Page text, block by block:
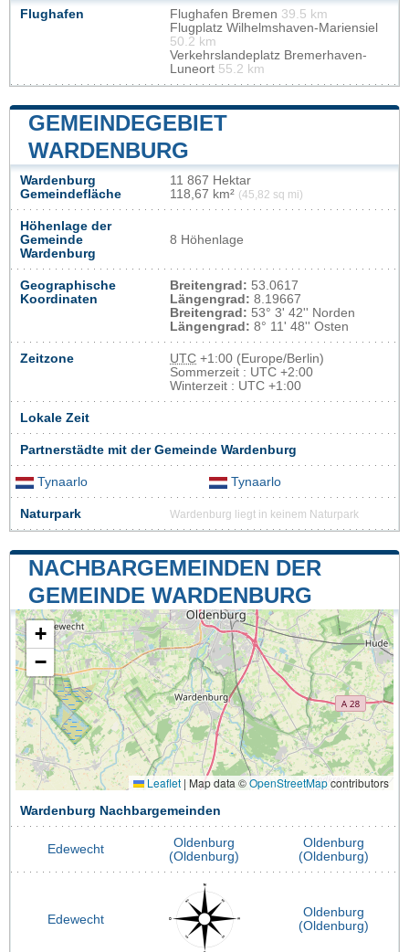
Flughafen Flughafen Bremen 39.5 km
Flugplatz Wilhelmshaven-Mariensiel
50.2 km
Verkehrslandeplatz Bremerhaven-
Luneort 55.2 km
GEMEINDEGEBIET
WARDENBURG
Wardenburg
Gemeindefläche
11 867 Hektar
118,67 km² (45,82 sq mi)
Höhenlage der
Gemeinde
Wardenburg
8 Höhenlage
Geographische
Koordinaten
Breitengrad: 53.0617
Längengrad: 8.19667
Breitengrad: 53° 3' 42'' Norden
Längengrad: 8° 11' 48'' Osten
Zeitzone UTC +1:00 (Europe/Berlin)
Sommerzeit : UTC +2:00
Winterzeit : UTC +1:00
Lokale Zeit
Partnerstädte mit der Gemeinde Wardenburg
Tynaarlo Tynaarlo
Naturpark Wardenburg liegt in keinem Naturpark
NACHBARGEMEINDEN DER
GEMEINDE WARDENBURG
+
−
Leaflet | Map data ©OpenStreetMapcontributors
Wardenburg Nachbargemeinden
Edewecht
Oldenburg
(Oldenburg)
Oldenburg
(Oldenburg)
Edewecht
Oldenburg
(Oldenburg)